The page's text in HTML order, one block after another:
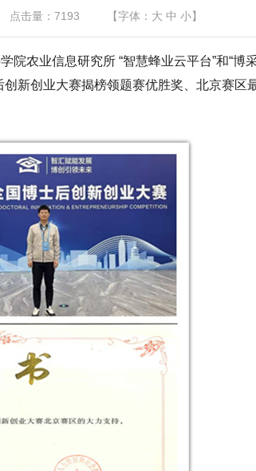
点击量： 7193 【字体： 大 中 小】
院农业信息研究所 “智慧蜂业云平台”和“博
新创业大赛揭榜领题赛优胜奖、北京赛区